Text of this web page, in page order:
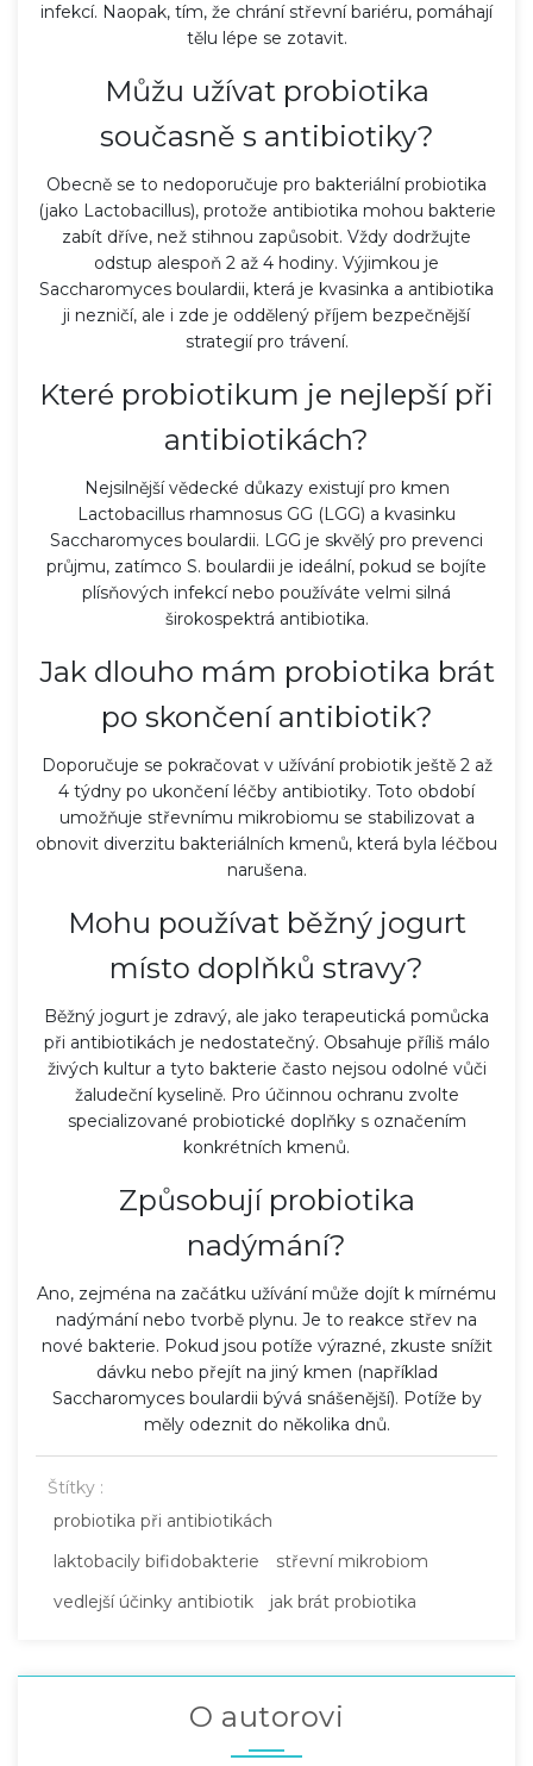
infekcí. Naopak, tím, že chrání střevní bariéru, pomáhají
tělu lépe se zotavit.
Můžu užívat probiotika
současně s antibiotiky?
Obecně se to nedoporučuje pro bakteriální probiotika
(jako Lactobacillus), protože antibiotika mohou bakterie
zabít dříve, než stihnou zapůsobit. Vždy dodržujte
odstup alespoň 2 až 4 hodiny. Výjimkou je
Saccharomyces boulardii, která je kvasinka a antibiotika
ji nezničí, ale i zde je oddělený příjem bezpečnější
strategií pro trávení.
Které probiotikum je nejlepší při
antibiotikách?
Nejsilnější vědecké důkazy existují pro kmen
Lactobacillus rhamnosus GG (LGG) a kvasinku
Saccharomyces boulardii. LGG je skvělý pro prevenci
průjmu, zatímco S. boulardii je ideální, pokud se bojíte
plísňových infekcí nebo používáte velmi silná
širokospektrá antibiotika.
Jak dlouho mám probiotika brát
po skončení antibiotik?
Doporučuje se pokračovat v užívání probiotik ještě 2 až
4 týdny po ukončení léčby antibiotiky. Toto období
umožňuje střevnímu mikrobiomu se stabilizovat a
obnovit diverzitu bakteriálních kmenů, která byla léčbou
narušena.
Mohu používat běžný jogurt
místo doplňků stravy?
Běžný jogurt je zdravý, ale jako terapeutická pomůcka
při antibiotikách je nedostatečný. Obsahuje příliš málo
živých kultur a tyto bakterie často nejsou odolné vůči
žaludeční kyselině. Pro účinnou ochranu zvolte
specializované probiotické doplňky s označením
konkrétních kmenů.
Způsobují probiotika
nadýmání?
Ano, zejména na začátku užívání může dojít k mírnému
nadýmání nebo tvorbě plynu. Je to reakce střev na
nové bakterie. Pokud jsou potíže výrazné, zkuste snížit
dávku nebo přejít na jiný kmen (například
Saccharomyces boulardii bývá snášenější). Potíže by
měly odeznit do několika dnů.
Štítky :
probiotika při antibiotikách
laktobacily bifidobakterie
střevní mikrobiom
vedlejší účinky antibiotik
jak brát probiotika
O autorovi